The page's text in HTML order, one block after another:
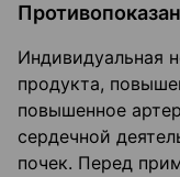
Индивидуальная
продукта,
повышенное
сердечной
почек. Перед